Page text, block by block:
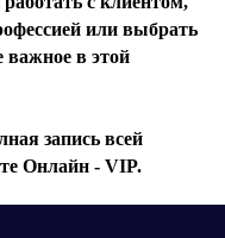
или выбрать
важное в этой
запись всей
Онлайн - VIP.